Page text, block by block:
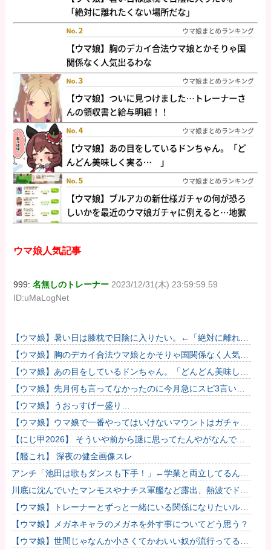
ウマ娘人気記事
999:名無しのトレーナー 2023/12/31(木) 23:59:59.59
ID:uMaLogNet
【ウマ娘】暑い日は膝枕で日陰に入りたい。←「絶対に離れた
くない場所だな」
【ウマ娘】胸のデカイ合法ウマ娘とかそりゃ国関係なく人気出
るわな
【ウマ娘】あの目をしているドンちゃん。「どんどん美味しく
実る…♡」
【ウマ娘】先月何も言ってなかったのに今月急にスピ3言い出
したのが怪しいよな。
【ウマ娘】うおっすげー盛り…
【ウマ娘】ウマ娘で一番やってはいけないマウントはガチャで
も育成でもグッズでもなく、これ。
【にじ甲2026】 そういや前から謎に思ってたんやがなんでマ
ドロックなんてアナウンス入ってたんや？
【艦これ】 深夜の健全画像スレ
アンチ「池田は歌もダンスも下手！」←学業と両立してるんだ
からレッスンに参加出来なくて当たり前だろ？？？
川底に沈んでいたマンモスやナチス軍艦など露出、熱波でドナ
ウ川が歴史的渇水！
【ウマ娘】トレーナーとずっと一緒にいる関係になりたいルラ
ちって可愛くない？
【ウマ娘】メガネキャラのメガネを外す事についてどう思う？
【ウマ娘】世間じゃなんか小さくてかわいい奴が流行ってるら